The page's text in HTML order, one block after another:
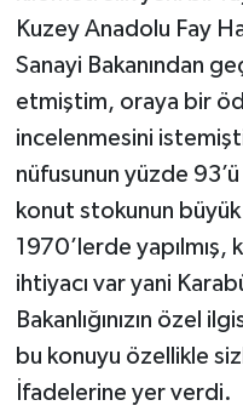
Kuzey Anadolu Fay
Sanayi Bakanından
etmiştim, oraya bir
incelenmesini
nüfusunun yüzde
konut stokunun büyük
1970’lerde
ihtiyacı var yani
Bakanlığınızın özel
bu konuyu özellikle
İfadelerine yer verdi.